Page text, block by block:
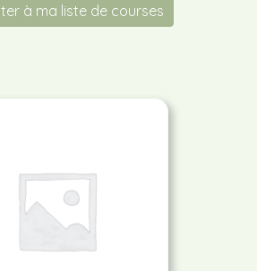
à ma liste de courses